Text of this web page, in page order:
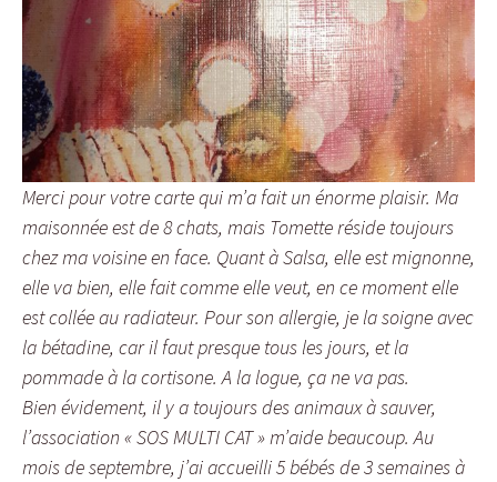
Merci pour votre carte qui m’a fait un énorme plaisir. Ma
maisonnée est de 8 chats, mais Tomette réside toujours
chez ma voisine en face. Quant à Salsa, elle est mignonne,
elle va bien, elle fait comme elle veut, en ce moment elle
est collée au radiateur. Pour son allergie, je la soigne avec
la bétadine, car il faut presque tous les jours, et la
pommade à la cortisone. A la logue, ça ne va pas.
Bien évidement, il y a toujours des animaux à sauver,
l’association « SOS MULTI CAT » m’aide beaucoup. Au
mois de septembre, j’ai accueilli 5 bébés de 3 semaines à